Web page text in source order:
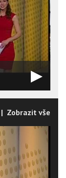
| Zobrazit vše